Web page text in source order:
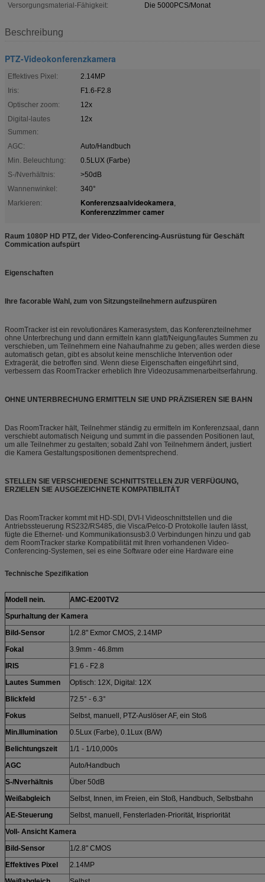
Versorgungsmaterial-Fähigkeit:
Die 5000PCS/Monat
Beschreibung
PTZ-Videokonferenzkamera
Effektives Pixel:
2.14MP
Iris:
F1.6-F2.8
Optischer zoom:
12x
Digital-lautes
Summen:
12x
AGC:
Auto/Handbuch
Min. Beleuchtung:
0.5LUX (Farbe)
S-/Nverhältnis:
>50dB
Wannenwinkel:
340°
Markieren:
Konferenzsaalvideokamera,
Konferenzzimmer camer
Raum 1080P HD PTZ, der Video-Conferencing-Ausrüstung für Geschäft
Commication aufspürt
Eigenschaften
Ihre facorable Wahl, zum von Sitzungsteilnehmern aufzuspüren
RoomTracker ist ein revolutionäres Kamerasystem, das Konferenzteilnehmer
ohne Unterbrechung und dann ermitteln kann glatt/Neigung/lautes Summen zu
verschieben, um Teilnehmern eine Nahaufnahme zu geben; alles werden diese
automatisch getan, gibt es absolut keine menschliche Intervention oder
Extragerät, die betroffen sind. Wenn diese Eigenschaften eingeführt sind,
verbessern das RoomTracker erheblich Ihre Videozusammenarbeitserfahrung.
OHNE UNTERBRECHUNG ERMITTELN SIE UND PRÄZISIEREN SIE BAHN
Das RoomTracker hält, Teilnehmer ständig zu ermitteln im Konferenzsaal, dann
verschiebt automatisch Neigung und summt in die passenden Positionen laut,
um alle Teilnehmer zu gestalten; sobald Zahl von Teilnehmern ändert, justiert
die Kamera Gestaltungspositionen dementsprechend.
STELLEN SIE VERSCHIEDENE SCHNITTSTELLEN ZUR VERFÜGUNG,
ERZIELEN SIE AUSGEZEICHNETE KOMPATIBILITÄT
Das RoomTracker kommt mit HD-SDI, DVI-I Videoschnittstellen und die
Antriebssteuerung RS232/RS485, die Visca/Pelco-D Protokolle laufen lässt,
fügte die Ethernet- und Kommunikationsusb3.0 Verbindungen hinzu und gab
dem RoomTracker starke Kompatibilität mit Ihren vorhandenen Video-
Conferencing-Systemen, sei es eine Software oder eine Hardware eine
Technische Spezifikation
Modell nein.
AMC-E200TV2
Spurhaltung der Kamera
Bild-Sensor
1/2.8" Exmor CMOS, 2.14MP
Fokal
3.9mm - 46.8mm
IRIS
F1.6 - F2.8
Lautes Summen
Optisch: 12X, Digital: 12X
Blickfeld
72.5° - 6.3°
Fokus
Selbst, manuell, PTZ-Auslöser AF, ein Stoß
Min.Illumination
0.5Lux (Farbe), 0.1Lux (B/W)
Belichtungszeit
1/1 - 1/10,000s
AGC
Auto/Handbuch
S-/Nverhältnis
Über 50dB
Weißabgleich
Selbst, Innen, im Freien, ein Stoß, Handbuch, Selbstbahn
AE-Steuerung
Selbst, manuell, Fensterladen-Priorität, Irispriorität
Voll- Ansicht Kamera
Bild-Sensor
1/2.8" CMOS
Effektives Pixel
2.14MP